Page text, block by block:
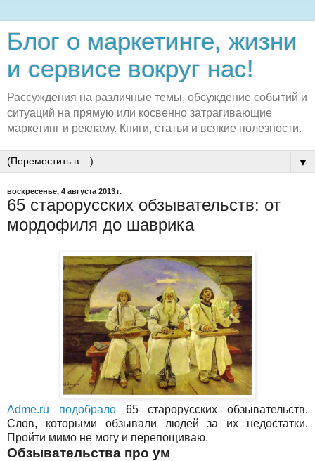
Блог о маркетинге, жизни
и сервисе вокруг нас!
Рассуждения на различные темы, обсуждение событий и
ситуаций на прямую или косвенно затрагивающие
маркетинг и рекламу. Книги, статьи и всякие полезности.
▼
воскресенье, 4 августа 2013 г.
65 старорусских обзывательств: от
мордофиля до шаврика
Adme.ru подобрало65 старорусских обзывательств.
Слов, которыми обзывали людей за их недостатки.
Пройти мимо не могу и перепощиваю.
Обзывательства про ум